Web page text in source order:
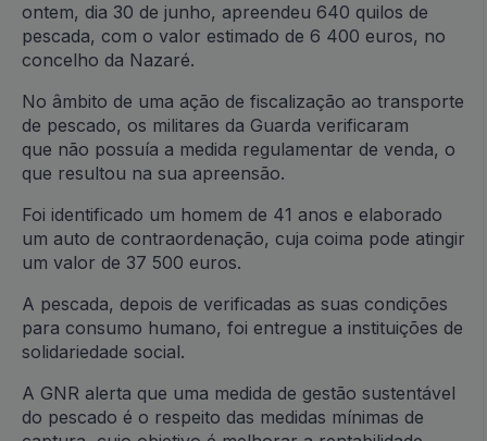
ontem, dia 30 de junho, apreendeu 640 quilos de
pescada, com o valor estimado de 6 400 euros, no
concelho da Nazaré.
No âmbito de uma ação de fiscalização ao transporte
de pescado, os militares da Guarda verificaram
que não possuía a medida regulamentar de venda, o
que resultou na sua apreensão.
Foi identificado um homem de 41 anos e elaborado
um auto de contraordenação, cuja coima pode atingir
um valor de 37 500 euros.
A pescada, depois de verificadas as suas condições
para consumo humano, foi entregue a instituições de
solidariedade social.
A GNR alerta que uma medida de gestão sustentável
do pescado é o respeito das medidas mínimas de